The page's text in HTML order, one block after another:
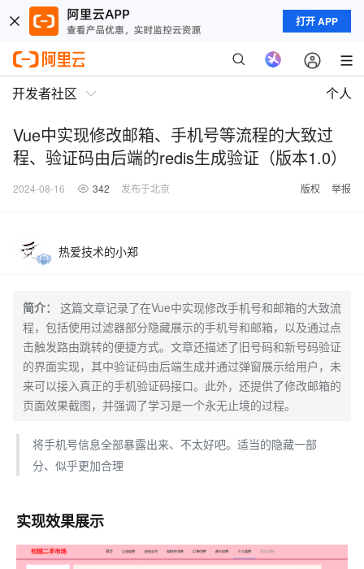
打开 APP
开发者社区 个人
Vue中实现修改邮箱、手机号等流程的大致过
程、验证码由后端的redis生成验证（版本1.0）
2024-08-16 342 发布于北京 版权 举报
热爱技术的小郑
简介：
这篇文章记录了在Vue中实现修改手机号和邮箱的大致流
程，包括使用过滤器部分隐藏展示的手机号和邮箱，以及通过点
击触发路由跳转的便捷方式。文章还描述了旧号码和新号码验证
的界面实现，其中验证码由后端生成并通过弹窗展示给用户，未
来可以接入真正的手机验证码接口。此外，还提供了修改邮箱的
页面效果截图，并强调了学习是一个永无止境的过程。
将手机号信息全部暴露出来、不太好吧。适当的隐藏一部
分、似乎更加合理
实现效果展示